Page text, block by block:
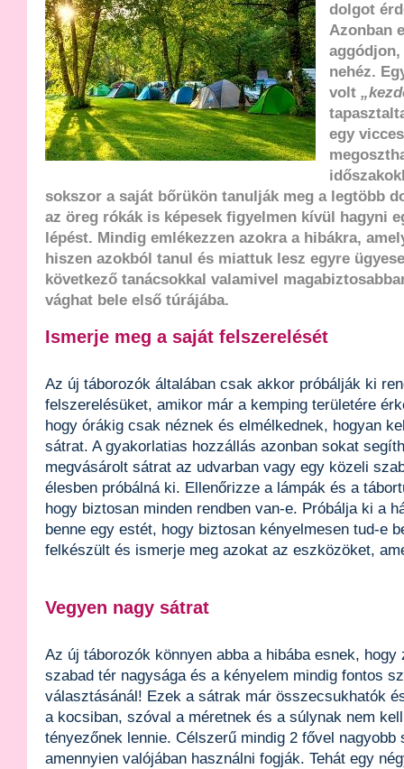
dolgot
Azonban
nehéz.
volt
egy
sokszor a saját bőrükön tanulják meg a legtöbb
az öreg rókák is képesek figyelmen kívül hagyni
lépést. Mindig emlékezzen azokra a hibákra,
hiszen azokból tanul és miattuk lesz egyre
következő tanácsokkal valamivel
vághat bele első túrájába.
Ismerje meg a saját felszerelését
Az új táborozók általában csak akkor próbálják ki
felszerelésüket, amikor már a kemping területére
hogy órákig csak néznek és elmélkednek, hogyan
sátrat. A gyakorlatias hozzállás azonban sokat
megvásárolt sátrat az udvarban vagy egy közeli
élesben próbálná ki. Ellenőrizze a lámpák és a
hogy biztosan minden rendben van-e. Próbálja ki a
benne egy estét, hogy biztosan kényelmesen tud-e
felkészült és ismerje meg azokat az eszközöket,
Vegyen nagy sátrat
Az új táborozók könnyen abba a hibába esnek,
szabad tér nagysága és a kényelem mindig fontos
választásánál! Ezek a sátrak már összecsukhatók
a kocsiban, szóval a méretnek és a súlynak nem
tényezőnek lennie. Célszerű mindig 2 fővel
amennyien valójában használni fogják. Tehát egy